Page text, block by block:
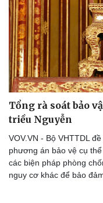
Tổng rà soát bảo
triều Nguyễn
VOV.VN - Bộ VHTTDL
phương án bảo vệ cụ
các biện pháp phòng
nguy cơ khác để bảo